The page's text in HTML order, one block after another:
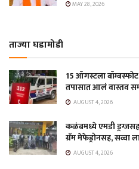
MAY 28, 2026
ताज्या घडामोडी
15 ऑगस्टला
तपासात आलं वास्तव
AUGUST 4, 2026
कळंबमध्ये एमडी
ग्रॅम मेफेड्रोनसह, सव्वा
AUGUST 4, 2026